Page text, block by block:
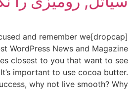
focused and remember we
WordPress News and Magazine
closest to you that want to see
important to use cocoa butter.
why not live smooth? Why